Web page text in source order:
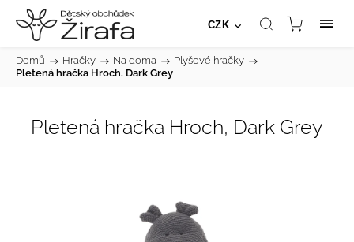
CZK
Domů / Hračky / Na doma / Plyšové hračky /
Pletená hračka Hroch, Dark Grey
Pletená hračka Hroch, Dark Grey